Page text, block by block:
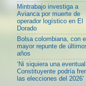
Mintrabajo investiga a
Avianca por muerte de
operador logístico en El
Dorado
Bolsa colombiana, con el
mayor repunte de
años
‘Ni siquiera una eventual
Constituyente podría
las elecciones del 2026’